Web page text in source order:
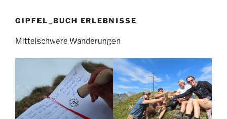
GIPFEL_BUCH ERLEBNISSE
Mittelschwere Wanderungen